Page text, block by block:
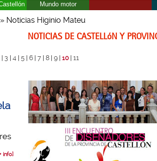
Mundo motor
Noticias Higinio Mateu
NOTICIAS DE CASTELLóN Y
3 4 5 6 7 8 9 10 11
info]